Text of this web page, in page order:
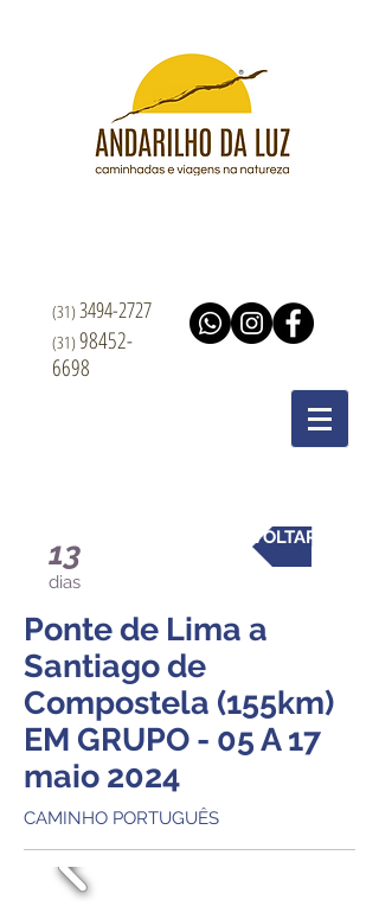
(31)3494-2727
(31)98452-
6698
13
dias
VOLTAR
Ponte de Lima a
Santiagode
Compostela (155km)
EM GRUPO - 05 A 17
maio 2024
CAMINHO PORTUGUÊS